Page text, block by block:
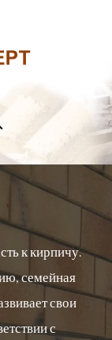
к кирпичу.
семейная
свои
с